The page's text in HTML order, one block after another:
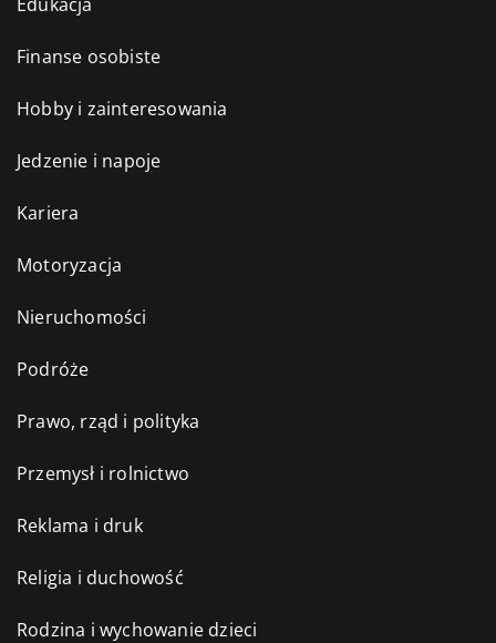
Finanse osobiste
Hobby i zainteresowania
Jedzenie i napoje
Kariera
Motoryzacja
Nieruchomości
Podróże
Prawo, rząd i polityka
Przemysł i rolnictwo
Reklama i druk
Religia i duchowość
Rodzina i wychowanie dzieci